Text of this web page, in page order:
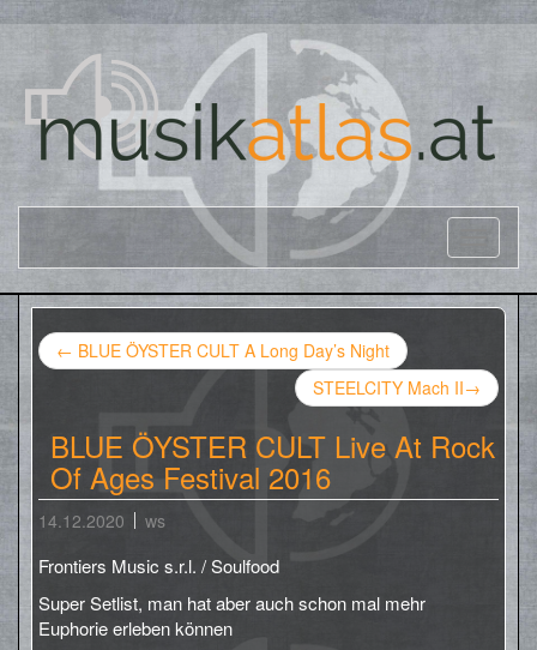
← BLUE ÖYSTER CULT A Long Day’s Night
STEELCITY Mach II→
BLUE ÖYSTER CULT Live At Rock
Of Ages Festival 2016
14.12.2020 ws
Frontiers Music s.r.l. / Soulfood
Super Setlist, man hat aber auch schon mal mehr
Euphorie erleben können